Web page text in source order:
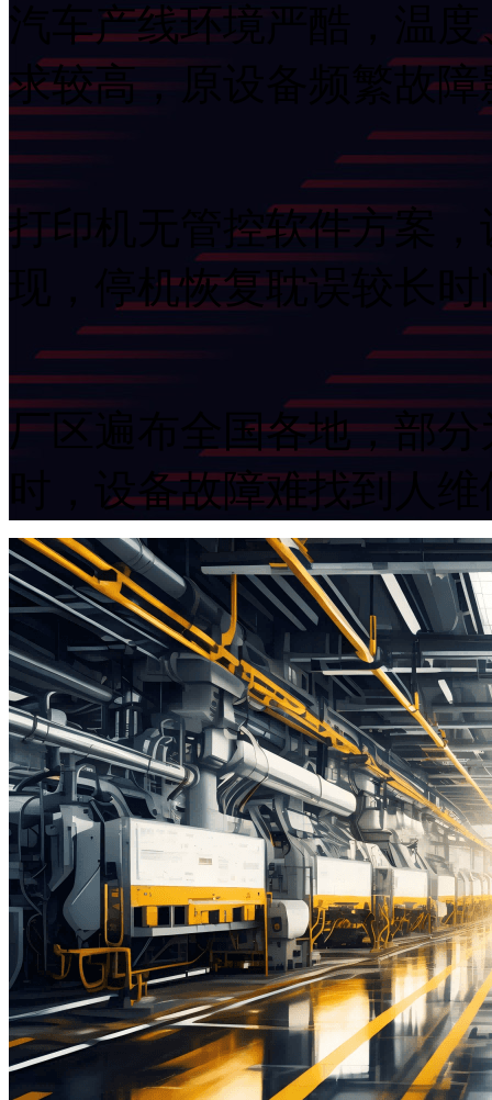
汽车产线环境严酷，温度
求较高，原设备频繁故
打印机无管控软件方案
现，停机恢复耽误较长
厂区遍布全国各地，部
时，设备故障难找到人